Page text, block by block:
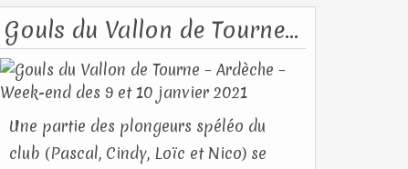
Gouls du Vallon de Tourne – Ardèche – Week-end des 9 et 10 janvier 2021
Une partie des plongeurs spéléo du
club (Pascal, Cindy, Loïc et Nico) se